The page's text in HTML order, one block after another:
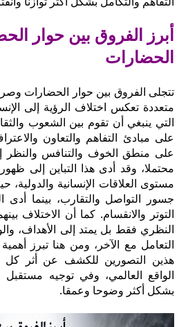
أبرز الفروق بين حوار
الحضارات
تتجلى الفروق بين حوار الحضارات
متعددة تعكس اختلاف الرؤية إلى
التي ينبغي أن تقوم بين الشعوب
على مبادئ التفاهم والتعاون
على منطق الخوف والتنافس والنظر
محتملا، وقد أدى هذا التباين إلى
مستوى العلاقات الإنسانية
جسور التواصل والتقارب، بينما أدى
التوتر والانقسام. كما أن الاختلاف
النظري فقط بل يمتد إلى الأهداف،
التعامل مع الآخر، ومن هنا تبرز
هذين التصورين للكشف عن أثر كل
الواقع العالمي، وفي توجيه مستقبل
بشكل أكثر وضوحا وعمقا.